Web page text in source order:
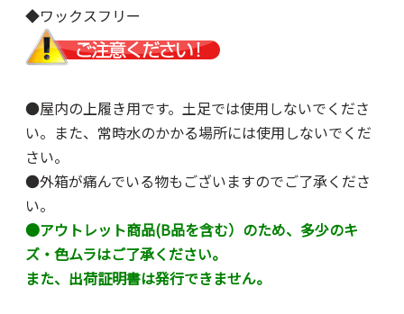
◆ワックスフリー
●屋内の上履き用です。土足では使用しないでくださ
い。また、常時水のかかる場所には使用しないでくだ
さい。
●外箱が痛んでいる物もございますのでご了承くださ
い。
●アウトレット商品(B品を含む）のため、多少のキ
ズ・色ムラはご了承ください。
また、出荷証明書は発行できません。